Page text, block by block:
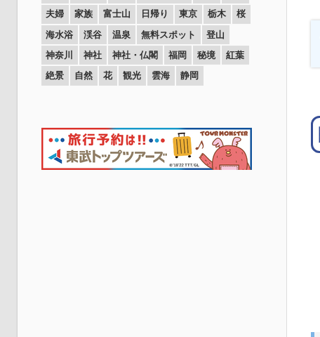
夫婦
家族 富士山 日帰り 東京 栃木
桜
海水浴
渓谷 温泉 無料スポット
登山
神奈川
神社 神社・仏閣 福岡 秘境
紅葉
絶景
自然 花 観光 雲海 静岡